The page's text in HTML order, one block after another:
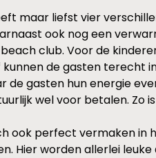
maar liefst vier
ook nog een
club. Voor de
de gasten terecht
de gasten hun energie
wel voor betalen. Zo
ook perfect vermaken in
Hier worden allerlei